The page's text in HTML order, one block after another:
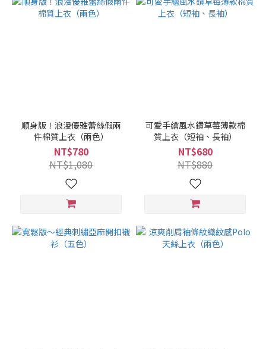
順身版！浪漫優雅蕾絲假兩
件棉質上衣（兩色）
NT$780
NT$1,080
可愛手繪風水鑽草莓薄款棉
質上衣（短袖、長袖）
NT$680
NT$880